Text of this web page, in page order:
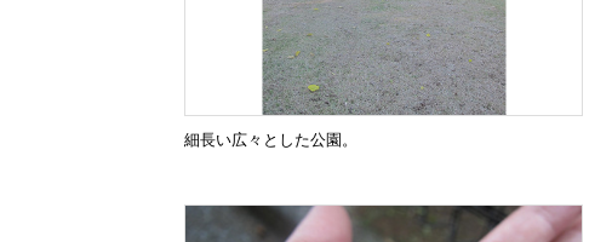
細長い広々とした公園。